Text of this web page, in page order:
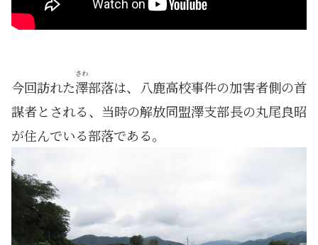
今回訪れた澤
さわ
部落は、八鹿高校事件の加害者側の首
謀者とされる、当時の解放同盟澤支部長の丸尾良昭
が住んでいる部落である。